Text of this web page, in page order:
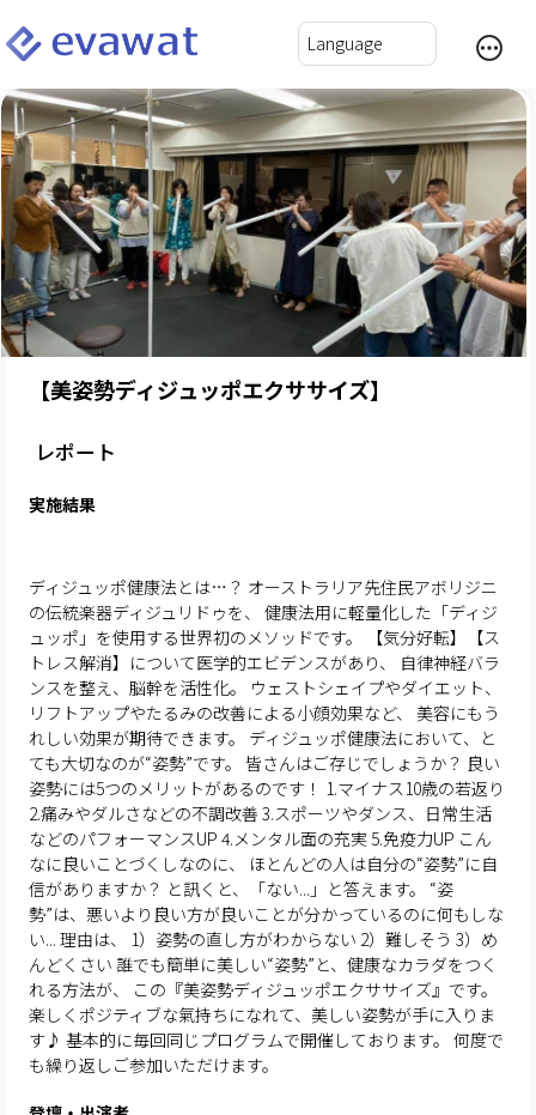
【美姿勢ディジュッポエクササイズ】
レポート
実施結果
ディジュッポ健康法とは…？ オーストラリア先住民アボリジニ
の伝統楽器ディジュリドゥを、
健康法用に軽量化した「ディジ
ュッポ」を使用する世界初のメソッドです。
【気分好転】【ス
トレス解消】について医学的エビデンスがあり、
自律神経バラ
ンスを整え、脳幹を活性化。
ウェストシェイプやダイエット、
リフトアップやたるみの改善による小顔効果など、
美容にもう
れしい効果が期待できます。
ディジュッポ健康法において、と
ても大切なのが“姿勢”です。
皆さんはご存じでしょうか？ 良い
姿勢には5つのメリットがあるのです！ 1.マイナス10歳の若返り
2.痛みやダルさなどの不調改善 3.スポーツやダンス、日常生活
などのパフォーマンスUP 4.メンタル面の充実5.免疫力UP こん
なに良いことづくしなのに、
ほとんどの人は自分の“姿勢”に自
信がありますか？ と訊くと、「ない...」と答えます。
“姿
勢”は、悪いより良い方が良いことが分かっているのに何もしな
い... 理由は、 1）姿勢の直し方がわからない 2）難しそう 3）め
んどくさい 誰でも簡単に美しい“姿勢”と、健康なカラダをつく
れる方法が、
この『美姿勢ディジュッポエクササイズ』です。
楽しくポジティブな氣持ちになれて、美しい姿勢が手に入りま
す♪ 基本的に毎回同じプログラムで開催しております。
何度で
も繰り返しご参加いただけます。